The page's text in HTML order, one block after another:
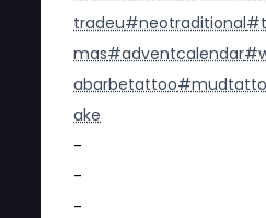
tradeu#neotraditional
mas#adventcalendar
abarbetattoo
ake
-
-
-